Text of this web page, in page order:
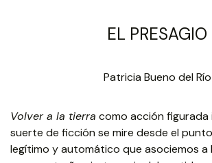
EL PRESAGIO
Patricia Bueno del Río
Volver a la tierra como acción figurada
suerte de ficción se mire desde el
legítimo y automático que asociemos a